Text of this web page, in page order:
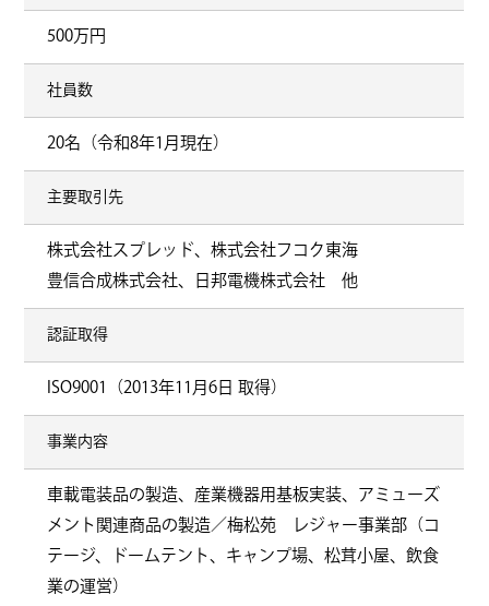
500万円
社員数
20名（令和8年1月現在）
主要取引先
株式会社スプレッド、株式会社フコク東海
豊信合成株式会社、日邦電機株式会社 他
認証取得
ISO9001（2013年11月6日 取得）
事業内容
車載電装品の製造、産業機器用基板実装、アミューズ
メント関連商品の製造／梅松苑 レジャー事業部（コ
テージ、ドームテント、キャンプ場、松茸小屋、飲食
業の運営）